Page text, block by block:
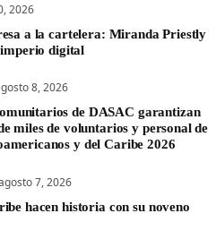
2026
a la cartelera: Miranda Priestly
digital
8, 2026
de DASAC garantizan
miles de voluntarios y personal de
y del Caribe 2026
7, 2026
hacen historia con su noveno